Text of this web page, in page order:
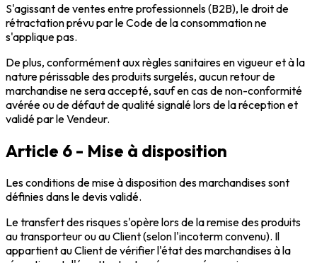
S'agissant de ventes entre professionnels (B2B), le droit de
rétractation prévu par le Code de la consommation ne
s'applique pas.
De plus, conformément aux règles sanitaires en vigueur et à la
nature périssable des produits surgelés, aucun retour de
marchandise ne sera accepté, sauf en cas de non-conformité
avérée ou de défaut de qualité signalé lors de la réception et
validé par le Vendeur.
Article 6 - Mise à disposition
Les conditions de mise à disposition des marchandises sont
définies dans le devis validé.
Le transfert des risques s'opère lors de la remise des produits
au transporteur ou au Client (selon l'incoterm convenu). Il
appartient au Client de vérifier l'état des marchandises à la